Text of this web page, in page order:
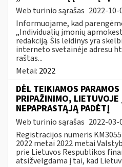
Web turinio sąrašas 2022-10-
Informuojame, kad
„Individualių įmonių
redakciją. Šis leidinys yra
interneto svetainėje adresu
raštas...
Metai: 2022
DĖL TEIKIAMOS
PRIPAŽINIMO, LIETUVOJE
NEPAPRASTĄJĄ PADĖTĮ
Web turinio sąrašas 2022-03-
Registracijos numeris
2022 metai 2022 metai
prie Lietuvos Respublikos
atsižvelgdama į tai, kad